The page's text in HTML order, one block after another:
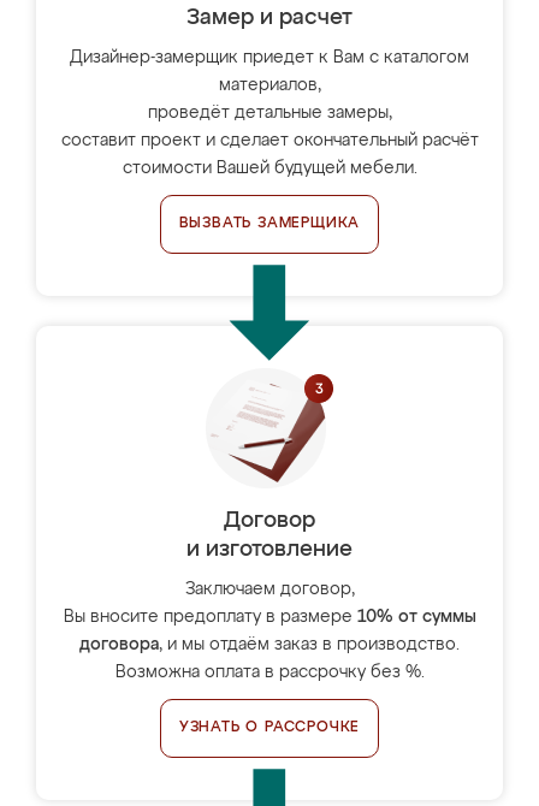
Замер и расчет
Дизайнер-замерщик приедет к Вам с каталогом
материалов,
проведёт детальные замеры,
составит проект и сделает окончательный расчёт
стоимости Вашей будущей мебели.
ВЫЗВАТЬ ЗАМЕРЩИКА
Договор
и изготовление
Заключаем договор,
Вы вносите предоплату в размере 10% от суммы
договора, и мы отдаём заказ в производство.
Возможна оплата в рассрочку без %.
УЗНАТЬ О РАССРОЧКЕ